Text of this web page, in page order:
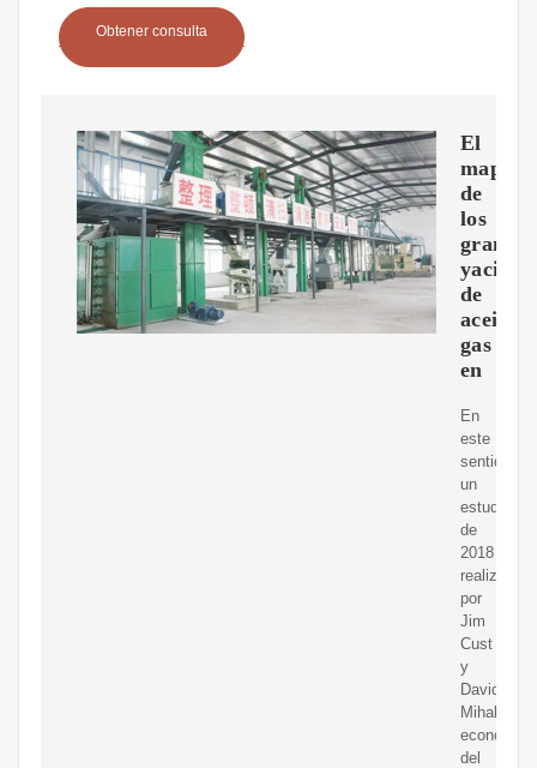
Obtener consulta
El
mapa
de
los
grandes
de
aceitey
gas
en
En
este
sentido,
un
estudio
de
2018
realizado
por
Jim
Cust
y
David
Mihalyi,
del